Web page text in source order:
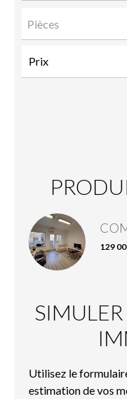
Pièces
129
Utilisez le
estimation de vos